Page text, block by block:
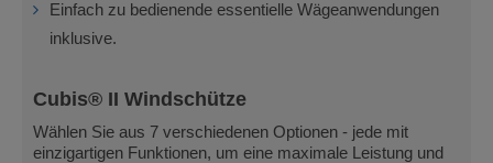
Einfach zu bedienende essentielle Wägeanwendungen
inklusive.
Cubis® II Windschütze
Wählen Sie aus 7 verschiedenen Optionen - jede mit
einzigartigen Funktionen, um eine maximale Leistung und